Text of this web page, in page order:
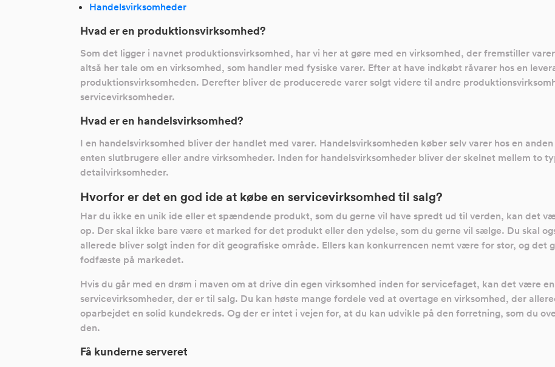
Handelsvirksomheder
Hvad er en produktionsvirksomhed?
Som det ligger i navnet produktionsvirksomhed, har vi her at gøre med en virksomhed, der fremstiller
altså her tale om en virksomhed, som handler med fysiske varer. Efter at have indkøbt råvarer hos en
produktionsvirksomheden. Derefter bliver de producerede varer solgt videre til andre
servicevirksomheder.
Hvad er en handelsvirksomhed?
I en handelsvirksomhed bliver der handlet med varer. Handelsvirksomheden køber selv varer hos en
enten slutbrugere eller andre virksomheder. Inden for handelsvirksomheder bliver der skelnet mellem to
detailvirksomheder.
Hvorfor er det en god ide at købe en servicevirksomhed til salg?
Har du ikke en unik ide eller et spændende produkt, som du gerne vil have spredt ud til verden, kan det
op. Der skal ikke bare være et marked for det produkt eller den ydelse, som du gerne vil sælge. Du skal
allerede bliver solgt inden for dit geografiske område. Ellers kan konkurrencen nemt være for stor, og det
fodfæste på markedet.
Hvis du går med en drøm i maven om at drive din egen virksomhed inden for servicefaget, kan det være
servicevirksomheder, der er til salg. Du kan høste mange fordele ved at overtage en virksomhed, der
oparbejdet en solid kundekreds. Og der er intet i vejen for, at du kan udvikle på den forretning, som du
den.
Få kunderne serveret